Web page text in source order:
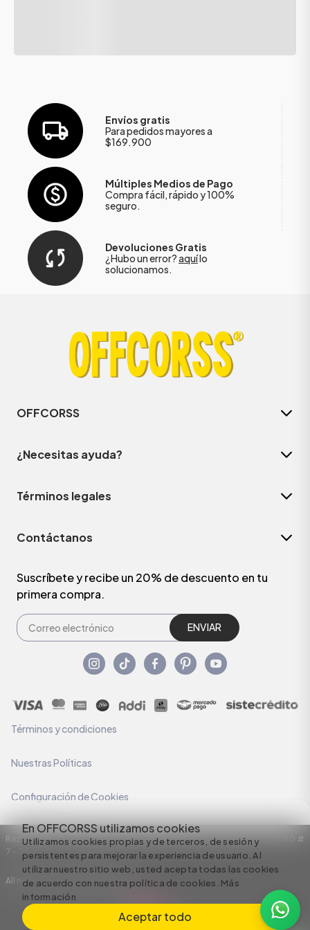
En OFFCORSS utilizamos cookies
Utilizamos cookies propias y de terceros, de sesión y
persistentes para mejorar la experiencia de usuario. Al
utilizar nuestro sitio web, usted acepta todas las cookies
de acuerdo con nuestra política de cookies. Más
información
Aceptar todo
Envíos gratis
Para pedidos mayores a
$169.900
Múltiples Medios de Pago
Compra fácil, rápido y 100%
seguro.
Devoluciones Gratis
¿Hubo un error?aquílo
solucionamos.
OFFCORSS
¿Necesitas ayuda?
Términos legales
Contáctanos
Suscríbete y recibe un 20% de descuento en tu
primera compra.
ENVIAR
Términos y condiciones
Nuestras Políticas
Configuración de Cookies
Razón Social: C.I HERMECO S.A. NIT: 890924167-6 Dirección: Carrera 50 #
7 – 35
All rights reserved empowered by